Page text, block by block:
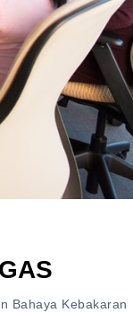
Bahaya Kebakaran